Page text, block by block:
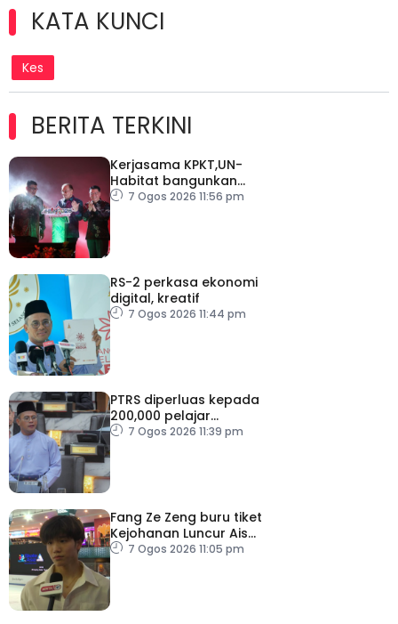
KATA KUNCI
Kes
BERITA TERKINI
Kerjasama KPKT,UN-
Habitat bangunkan
inisiatif My Public Space
7 Ogos 2026 11:56 pm
RS-2 perkasa ekonomi
digital, kreatif
7 Ogos 2026 11:44 pm
PTRS diperluas kepada
200,000 pelajar
menjelang 2030
7 Ogos 2026 11:39 pm
Fang Ze Zeng buru tiket
Kejohanan Luncur Ais
Dunia 2027
7 Ogos 2026 11:05 pm